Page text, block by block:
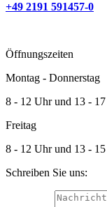
+49 2191 591457-0
Öffnungszeiten
Montag - Donnerstag
8 - 12 Uhr und 13 -
Freitag
8 - 12 Uhr und 13 -
Schreiben Sie uns: